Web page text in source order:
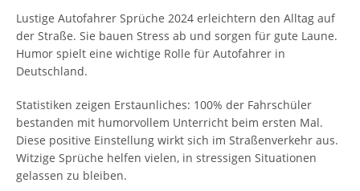
Lustige Autofahrer Sprüche 2024 erleichtern den Alltag auf
der Straße. Sie bauen Stress ab und sorgen für gute Laune.
Humor spielt eine wichtige Rolle für Autofahrer in
Deutschland.
Statistiken zeigen Erstaunliches: 100% der Fahrschüler
bestanden mit humorvollem Unterricht beim ersten Mal.
Diese positive Einstellung wirkt sich im Straßenverkehr aus.
Witzige Sprüche helfen vielen, in stressigen Situationen
gelassen zu bleiben.